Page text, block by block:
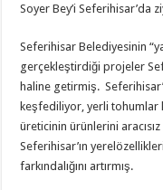
Soyer Bey’i Seferihisar’da
Seferihisar Belediyesinin
gerçekleştirdiği projeler
haline getirmiş.
keşfediliyor, yerli tohumlar
üreticinin ürünlerini
Seferihisar’ın
farkındalığını artırmış.